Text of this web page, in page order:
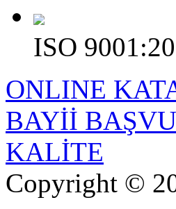
ISO
ONLINE
BAYİİ
KALİTE
Copyright ©